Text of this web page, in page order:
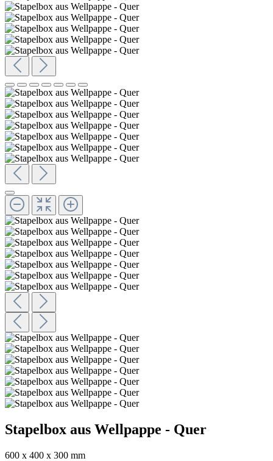
Stapelbox aus Wellpappe - Quer
600 x 400 x 300 mm